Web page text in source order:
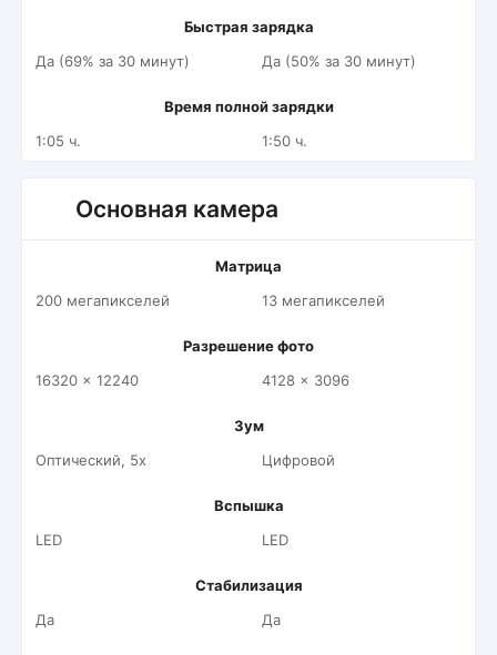
Быстрая зарядка
Да (69% за 30 минут)
Да (50% за 30 минут)
Время полной зарядки
1:05 ч.
1:50 ч.
Основная камера
Матрица
200 мегапикселей
13 мегапикселей
Разрешение фото
16320 x 12240
4128 x 3096
Зум
Оптический, 5x
Цифровой
Вспышка
LED
LED
Стабилизация
Да
Да